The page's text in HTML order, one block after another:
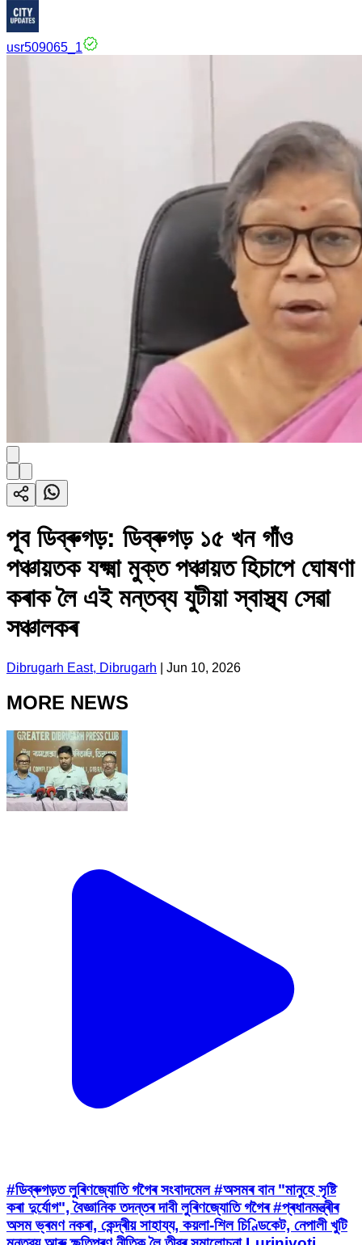
usr509065_1
পূব ডিব্ৰুগড়: ডিব্ৰুগড় ১৫ খন গাঁও
পঞ্চায়তক যক্ষ্মা মুক্ত পঞ্চায়ত হিচাপে ঘোষণা
কৰাক লৈ এই মন্তব্য যুটীয়া স্বাস্থ্য সেৱা
সঞ্চালকৰ
Dibrugarh East, Dibrugarh Jun 10, 2026
MORE NEWS
#ডিব্ৰুগড়ত লুৰিণজ্যোতি গগৈৰ সংবাদমেল #অসমৰ বান "মানুহে সৃষ্টি
কৰা দুৰ্যোগ", বৈজ্ঞানিক তদন্তৰ দাবী লুৰিণজ্যোতি গগৈৰ #প্ৰধানমন্ত্ৰীৰ
অসম ভ্ৰমণ নকৰা, কেন্দ্ৰীয় সাহায্য, কয়লা-শিল চিণ্ডিকেট, নেপালী খুটি